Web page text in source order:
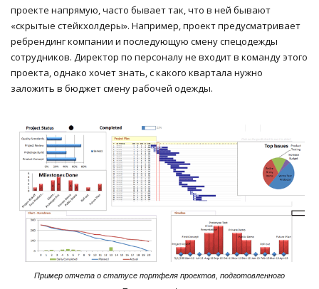
проекте напрямую, часто бывает так, что в ней бывают
«скрытые стейкхолдеры». Например, проект предусматривает
ребрендинг компании и последующую смену спецодежды
сотрудников. Директор по персоналу не входит в команду этого
проекта, однако хочет знать, с какого квартала нужно
заложить в бюджет смену рабочей одежды.
Пример отчета о статусе портфеля проектов, подготовленного